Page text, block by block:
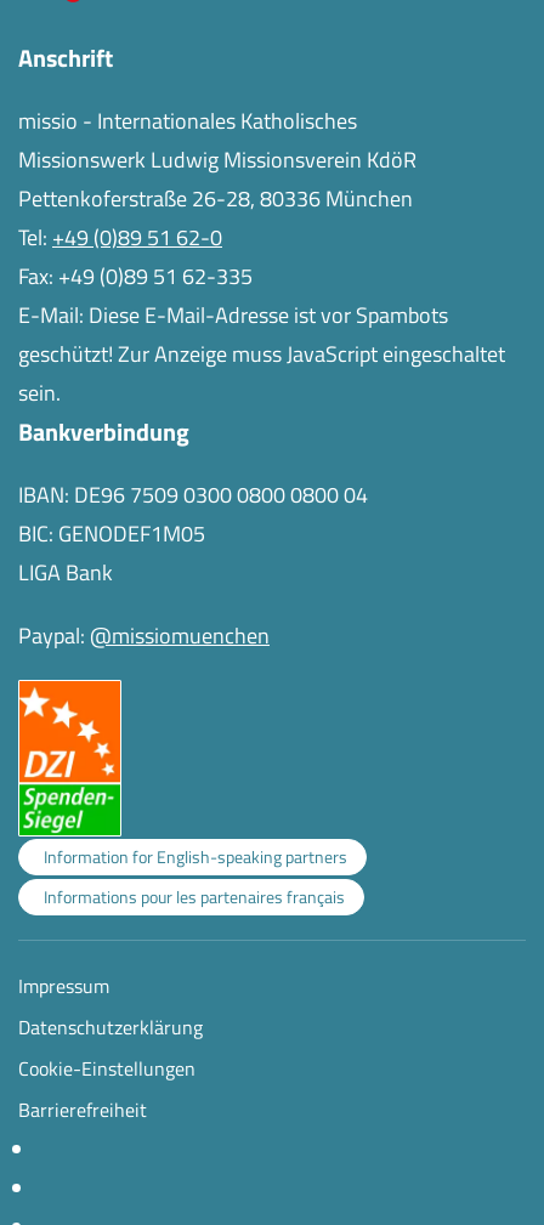
Anschrift
missio - Internationales Katholisches
Missionswerk Ludwig Missionsverein KdöR
Pettenkoferstraße 26-28, 80336 München
Tel: +49 (0)89 51 62-0
Fax: +49 (0)89 51 62-335
E-Mail: Diese E-Mail-Adresse ist vor Spambots
geschützt! Zur Anzeige muss JavaScript eingeschaltet
sein.
Bankverbindung
IBAN: DE96 7509 0300 0800 0800 04
BIC: GENODEF1M05
LIGA Bank
Paypal: @missiomuenchen
Information for English-speaking partners
Informations pour les partenaires français
Impressum
Datenschutzerklärung
Cookie-Einstellungen
Barrierefreiheit